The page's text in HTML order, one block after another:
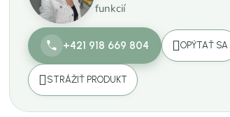
funkcií
+421 918 669 804 OPÝTAŤ SA
STRÁŽIŤ PRODUKT